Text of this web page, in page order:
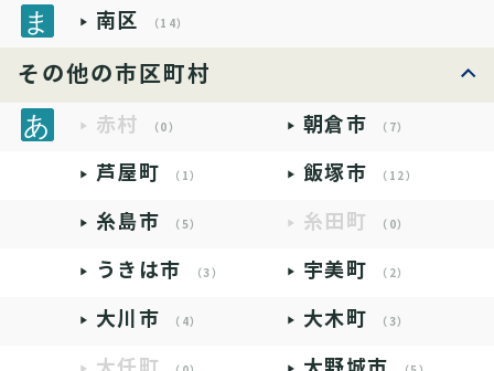
南区 （14）
その他の市区町村
赤村 （0） 朝倉市 （7）
芦屋町 （1） 飯塚市 （12）
糸島市 （5） 糸田町 （0）
うきは市 （3） 宇美町 （2）
大川市 （4） 大木町 （3）